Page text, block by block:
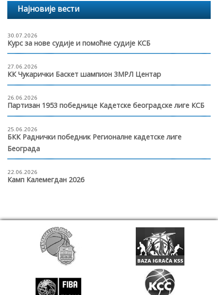
Најновије вести
30.07.2026
Курс за нове судије и помоћне судије КСБ
27.06.2026
КК Чукарички Баскет шампион 3МРЛ Центар
26.06.2026
Партизан 1953 победнице Кадетске београдске лиге КСБ
25.06.2026
БКК Раднички победник Регионалне кадетске лиге
Београда
22.06.2026
Камп Калемегдан 2026